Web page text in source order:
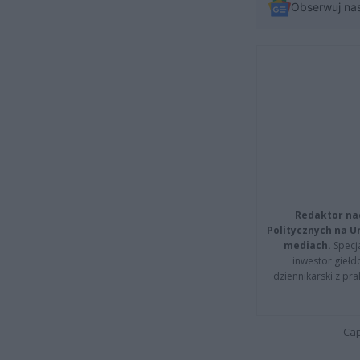
Obserwuj
Redaktor
Politycznych na
mediach.
inwestor
dziennikarski z